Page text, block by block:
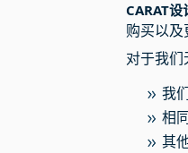
CARAT设
购买以及
对于我
我
相
其